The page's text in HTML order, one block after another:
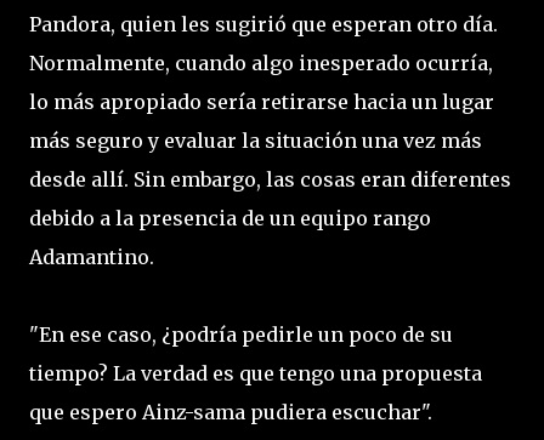
Pandora, quien les sugirió que esperan otro día.
Normalmente, cuando algo inesperado ocurría,
lo más apropiado sería retirarse hacia un lugar
más seguro y evaluar la situación una vez más
desde allí. Sin embargo, las cosas eran diferentes
debido a la presencia de un equipo rango
Adamantino.
"En ese caso, ¿podría pedirle un poco de su
tiempo? La verdad es que tengo una propuesta
que espero Ainz-sama pudiera escuchar".